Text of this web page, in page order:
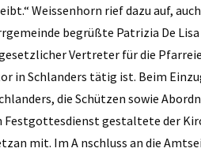
Weissenhorn rief dazu auf,
begrüßte Patrizia De
Vertreter für die
in Schlanders tätig ist. Beim
die Schützen sowie
Festgottesdienst gestaltete der
mit. Im A nschluss an die